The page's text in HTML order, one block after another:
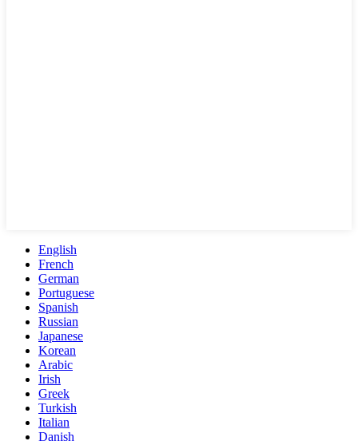
English
French
German
Portuguese
Spanish
Russian
Japanese
Korean
Arabic
Irish
Greek
Turkish
Italian
Danish